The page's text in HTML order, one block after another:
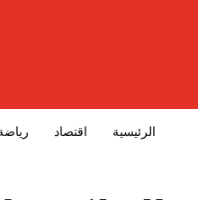
الرئيسية اقتصاد